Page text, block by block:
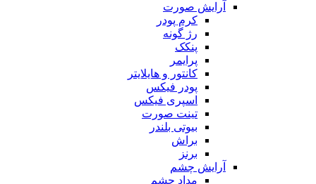
آرایش صورت
کرم پودر
رژ گونه
پنکک
پرایمر
کانتور و هایلایتر
پودر فیکس
اسپری فیکس
تینت صورت
بیوتی بلندر
براش
برنز
آرایش چشم
مداد چشم